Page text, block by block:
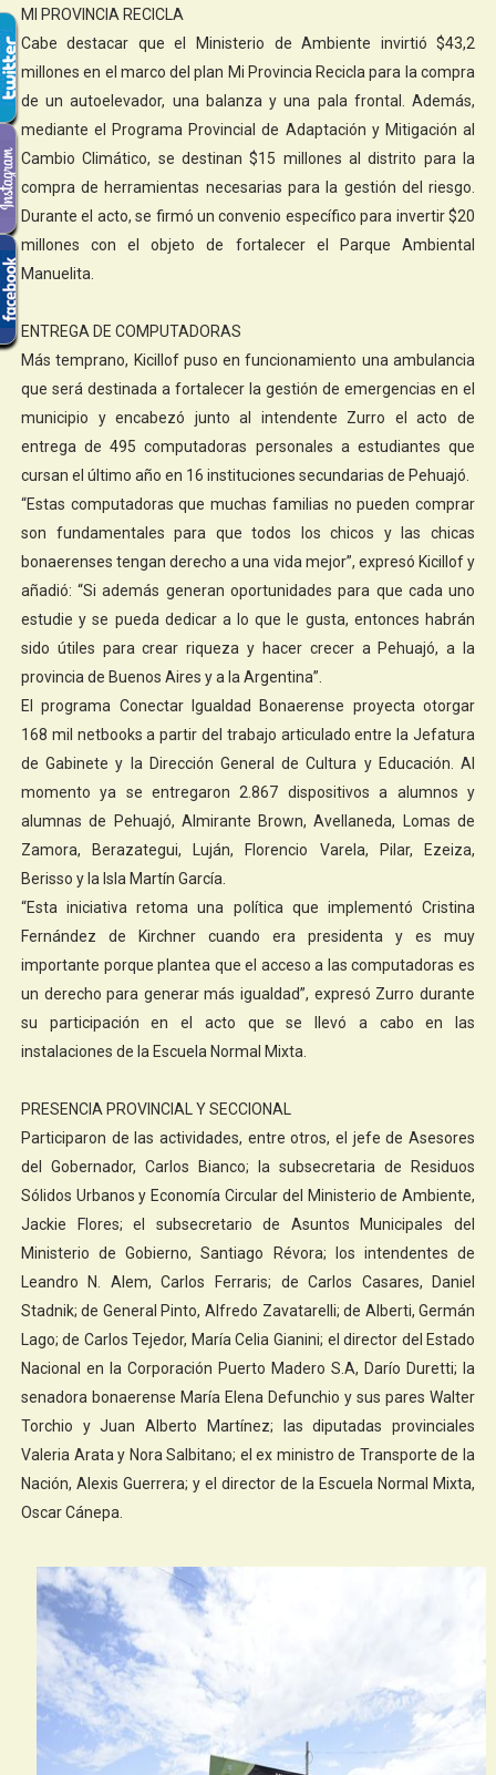
MI PROVINCIA RECICLA
Cabe destacar que el Ministerio de Ambiente invirtió $43,2
millones en el marco del plan Mi Provincia Recicla para la compra
de un autoelevador, una balanza y una pala frontal. Además,
mediante el Programa Provincial de Adaptación y Mitigación al
Cambio Climático, se destinan $15 millones al distrito para la
compra de herramientas necesarias para la gestión del riesgo.
Durante el acto, se firmó un convenio específico para invertir $20
millones con el objeto de fortalecer el Parque Ambiental
Manuelita.
ENTREGA DE COMPUTADORAS
Más temprano, Kicillof puso en funcionamiento una ambulancia
que será destinada a fortalecer la gestión de emergencias en el
municipio y encabezó junto al intendente Zurro el acto de
entrega de 495 computadoras personales a estudiantes que
cursan el último año en 16 instituciones secundarias de Pehuajó.
“Estas computadoras que muchas familias no pueden comprar
son fundamentales para que todos los chicos y las chicas
bonaerenses tengan derecho a una vida mejor”, expresó Kicillof y
añadió: “Si además generan oportunidades para que cada uno
estudie y se pueda dedicar a lo que le gusta, entonces habrán
sido útiles para crear riqueza y hacer crecer a Pehuajó, a la
provincia de Buenos Aires y a la Argentina”.
El programa Conectar Igualdad Bonaerense proyecta otorgar
168 mil netbooks a partir del trabajo articulado entre la Jefatura
de Gabinete y la Dirección General de Cultura y Educación. Al
momento ya se entregaron 2.867 dispositivos a alumnos y
alumnas de Pehuajó, Almirante Brown, Avellaneda, Lomas de
Zamora, Berazategui, Luján, Florencio Varela, Pilar, Ezeiza,
Berisso y la Isla Martín García.
“Esta iniciativa retoma una política que implementó Cristina
Fernández de Kirchner cuando era presidenta y es muy
importante porque plantea que el acceso a las computadoras es
un derecho para generar más igualdad”, expresó Zurro durante
su participación en el acto que se llevó a cabo en las
instalaciones de la Escuela Normal Mixta.
PRESENCIA PROVINCIAL Y SECCIONAL
Participaron de las actividades, entre otros, el jefe de Asesores
del Gobernador, Carlos Bianco; la subsecretaria de Residuos
Sólidos Urbanos y Economía Circular del Ministerio de Ambiente,
Jackie Flores; el subsecretario de Asuntos Municipales del
Ministerio de Gobierno, Santiago Révora; los intendentes de
Leandro N. Alem, Carlos Ferraris; de Carlos Casares, Daniel
Stadnik; de General Pinto, Alfredo Zavatarelli; de Alberti, Germán
Lago; de Carlos Tejedor, María Celia Gianini; el director del Estado
Nacional en la Corporación Puerto Madero S.A, Darío Duretti; la
senadora bonaerense María Elena Defunchio y sus pares Walter
Torchio y Juan Alberto Martínez; las diputadas provinciales
Valeria Arata y Nora Salbitano; el ex ministro de Transporte de la
Nación, Alexis Guerrera; y el director de la Escuela Normal Mixta,
Oscar Cánepa.